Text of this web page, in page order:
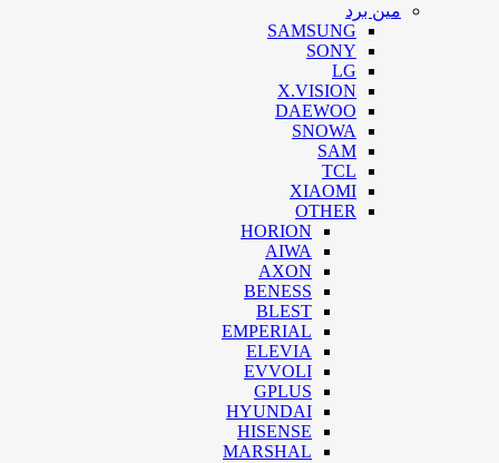
مین برد
SAMSUNG
SONY
LG
X.VISION
DAEWOO
SNOWA
SAM
TCL
XIAOMI
OTHER
HORION
AIWA
AXON
BENESS
BLEST
EMPERIAL
ELEVIA
EVVOLI
GPLUS
HYUNDAI
HISENSE
MARSHAL